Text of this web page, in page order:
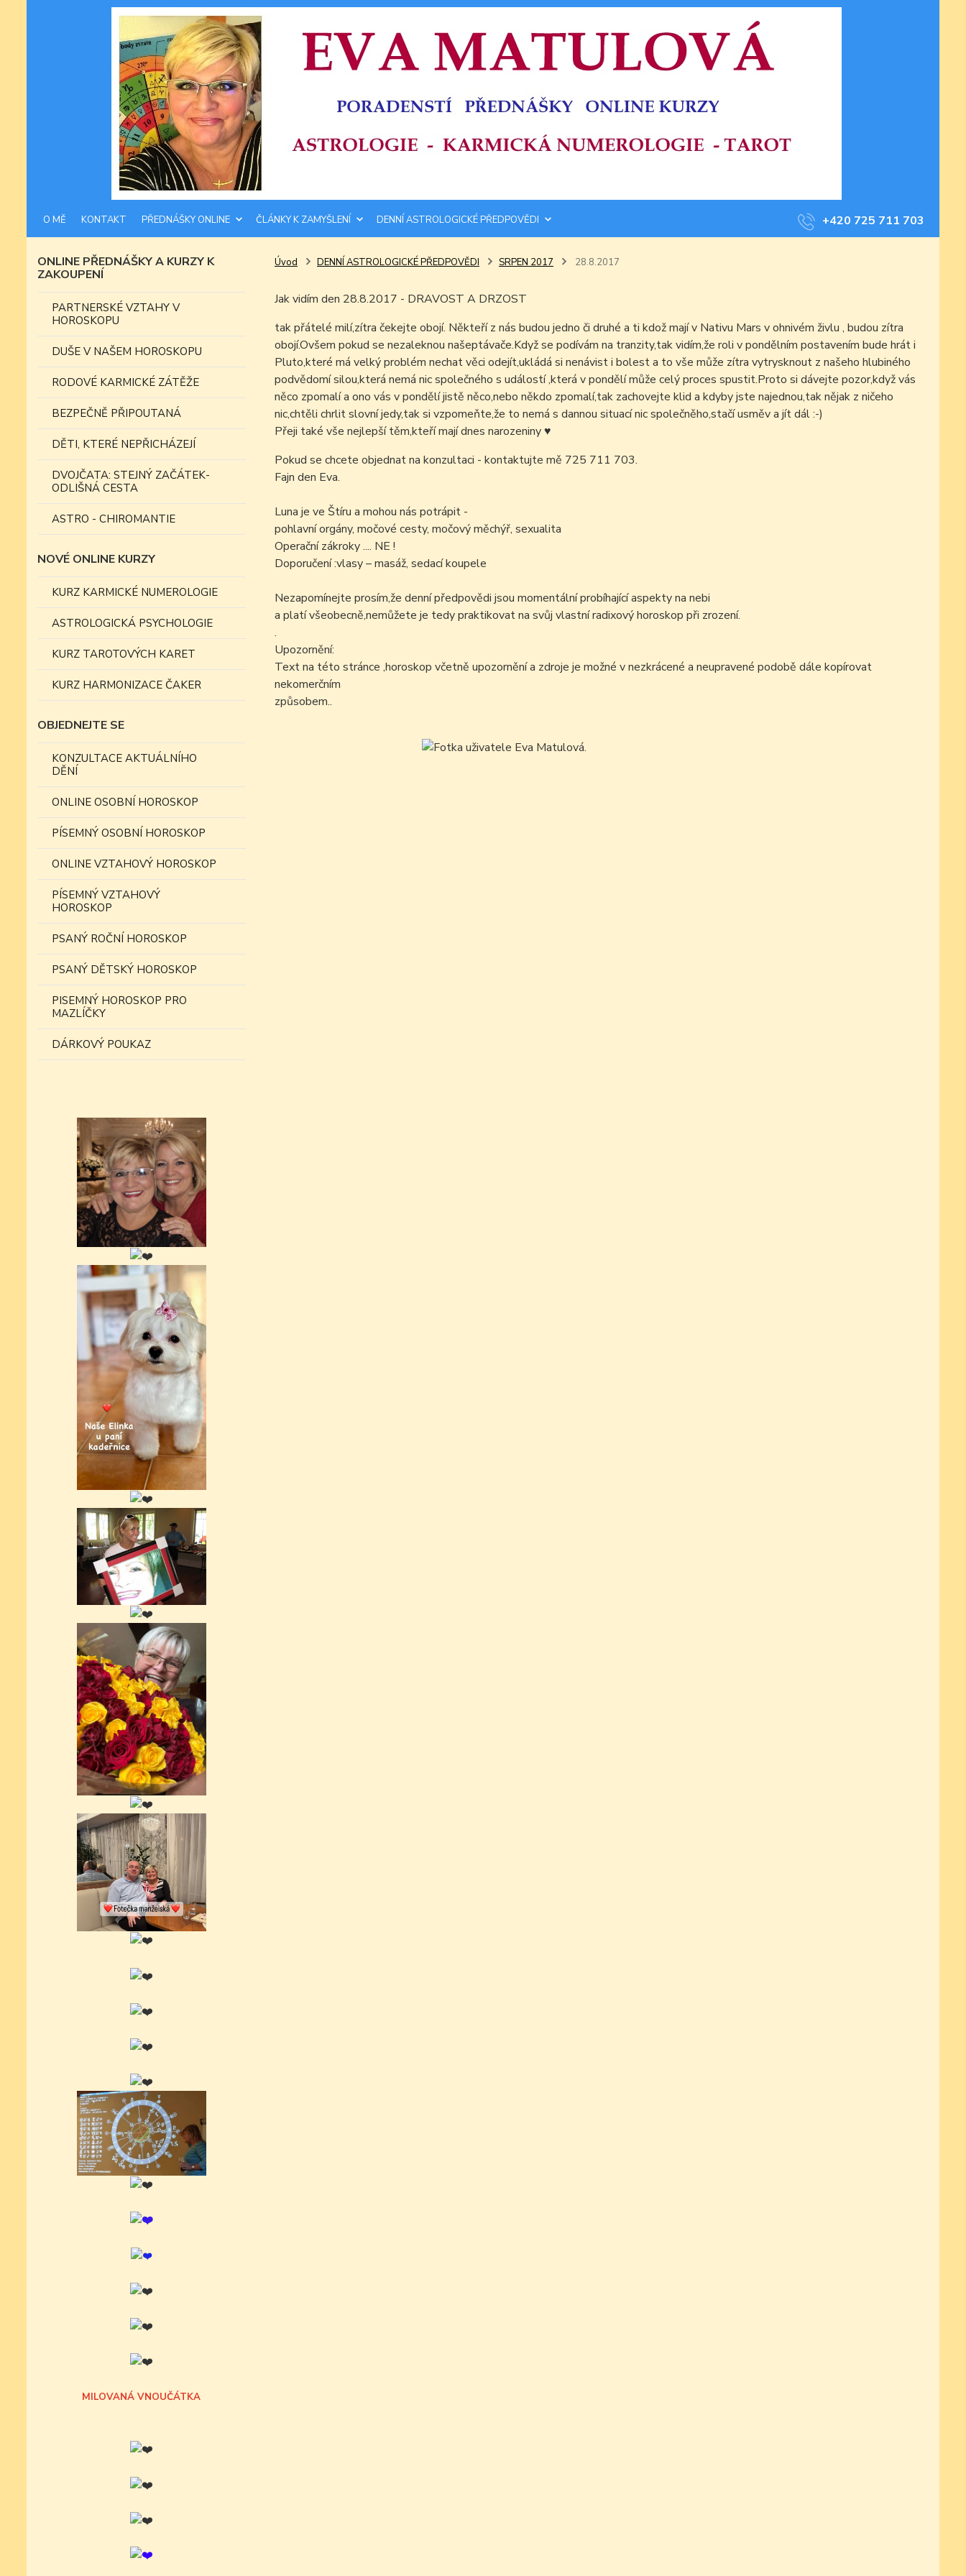
O MĚ KONTAKT PŘEDNÁŠKY ONLINE ČLÁNKY K ZAMYŠLENÍ DENNÍ ASTROLOGICKÉ PŘEDPOVĚDI +420 725 711 703
ONLINE PŘEDNÁŠKY A KURZY K
ZAKOUPENÍ
PARTNERSKÉ VZTAHY V
HOROSKOPU
DUŠE V NAŠEM HOROSKOPU
RODOVÉ KARMICKÉ ZÁTĚŽE
BEZPEČNĚ PŘIPOUTANÁ
DĚTI, KTERÉ NEPŘICHÁZEJÍ
DVOJČATA: STEJNÝ ZAČÁTEK-
ODLIŠNÁ CESTA
ASTRO - CHIROMANTIE
NOVÉ ONLINE KURZY
KURZ KARMICKÉ NUMEROLOGIE
ASTROLOGICKÁ PSYCHOLOGIE
KURZ TAROTOVÝCH KARET
KURZ HARMONIZACE ČAKER
OBJEDNEJTE SE
KONZULTACE AKTUÁLNÍHO
DĚNÍ
ONLINE OSOBNÍ HOROSKOP
PÍSEMNÝ OSOBNÍ HOROSKOP
ONLINE VZTAHOVÝ HOROSKOP
PÍSEMNÝ VZTAHOVÝ
HOROSKOP
PSANÝ ROČNÍ HOROSKOP
PSANÝ DĚTSKÝ HOROSKOP
PISEMNÝ HOROSKOP PRO
MAZLÍČKY
DÁRKOVÝ POUKAZ
MILOVANÁ VNOUČÁTKA
Úvod DENNÍ ASTROLOGICKÉ PŘEDPOVĚDI SRPEN 2017 28.8.2017
Jak vidím den 28.8.2017 - DRAVOST A DRZOST
tak přátelé milí,zítra čekejte obojí. Někteří z nás budou jedno či druhé a ti kdož mají v Nativu Mars v ohnivém živlu , budou zítra
obojí.Ovšem pokud se nezaleknou našeptávače.Když se podívám na tranzity,tak vidím,že roli v pondělním postavením bude hrát i
Pluto,které má velký problém nechat věci odejít,ukládá si nenávist i bolest a to vše může zítra vytrysknout z našeho hlubiného
podvědomí silou,která nemá nic společného s událostí ,která v pondělí může celý proces spustit.Proto si dávejte pozor,když vás
něco zpomalí a ono vás v pondělí jistě něco,nebo někdo zpomalí,tak zachovejte klid a kdyby jste najednou,tak nějak z ničeho
nic,chtěli chrlit slovní jedy,tak si vzpomeňte,že to nemá s dannou situací nic společněho,stačí usměv a jít dál :-)
Přeji také vše nejlepší těm,kteří mají dnes narozeniny♥
Pokud se chcete objednat na konzultaci - kontaktujte mě 725 711 703.
Fajn den Eva.
Luna je ve Štíru a mohou nás potrápit -
pohlavní orgány, močové cesty, močový měchýř, sexualita
Operační zákroky .... NE !
Doporučení :vlasy – masáž, sedací koupele
Nezapomínejte prosím,že denní předpovědi jsou momentální probíhající aspekty na nebi
a platí všeobecně,nemůžete je tedy praktikovat na svůj vlastní radixový horoskop při zrození.
.
Upozornění:
Text na této stránce ,horoskop včetně upozornění a zdroje je možné v nezkrácené a neupravené podobě dále kopírovat
nekomerčním
způsobem..